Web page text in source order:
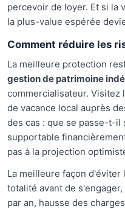
percevoir de loyer. Et si la
la plus-value espérée
Comment réduire les
La meilleure protection
gestion de patrimoine
commercialisateur.
de vacance local auprès
des cas : que se passe-t-
supportable
pas à la projection
La meilleure façon
totalité avant de
par an, hausse des